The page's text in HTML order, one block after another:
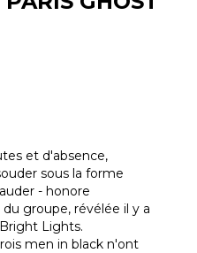
et d'absence,
sous la forme
- honore
groupe, révélée il y a
Lights.
men in black n'ont